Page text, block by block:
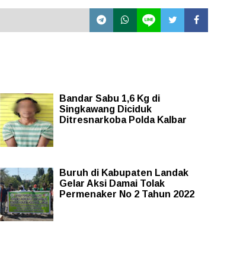
Bandar Sabu 1,6 Kg di
Singkawang Diciduk
Ditresnarkoba Polda Kalbar
Buruh di Kabupaten Landak
Gelar Aksi Damai Tolak
Permenaker No 2 Tahun 2022